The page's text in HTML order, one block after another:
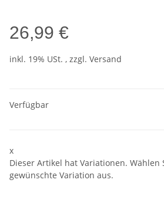
26,99 €
inkl. 19% USt. , zzgl. Versand
Verfügbar
x
Dieser Artikel hat Variationen. Wählen
gewünschte Variation aus.